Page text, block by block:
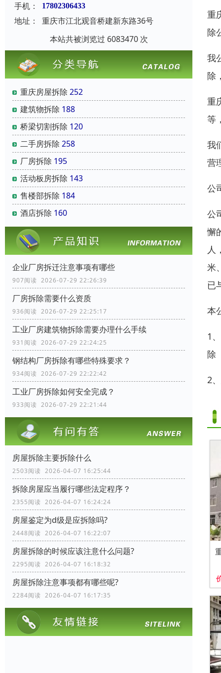
手机：
17802306433
地址：
重庆市江北观音桥建新东路36号
本站共被浏览过 6083470 次
重庆房屋拆除 252
建筑物拆除 188
桥梁切割拆除 120
二手房拆除 258
厂房拆除 195
活动板房拆除 143
售楼部拆除 184
酒店拆除 160
企业厂房拆迁注意事项有哪些
907阅读 2026-07-29 22:26:39
厂房拆除需要什么资质
936阅读 2026-07-29 22:25:17
工业厂房建筑物拆除需要办理什么手续
931阅读 2026-07-29 22:24:25
钢结构厂房拆除有哪些特殊要求？
934阅读 2026-07-29 22:22:42
工业厂房拆除如何安全完成？
933阅读 2026-07-29 22:21:44
房屋拆除主要拆除什么
2503阅读 2026-04-07 16:25:44
拆除房屋应当履行哪些法定程序？
2355阅读 2026-04-07 16:24:24
房屋鉴定为d级是应拆除吗?
2448阅读 2026-04-07 16:22:07
房屋拆除的时候应该注意什么问题?
2295阅读 2026-04-07 16:18:32
房屋拆除注意事项都有哪些呢?
2284阅读 2026-04-07 16:17:35
重
除
我
除
重
等
我
营
公
公
懈
人
米
已
本
1
除
2